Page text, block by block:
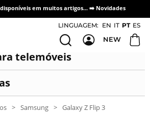
em muitos artigos... ➡️ Novidades
Acesso / Cadastro de Distribuidores
LINGUAGEM: EN IT PT ES
NEW
telemóveis
> Samsung > Galaxy Z Flip 3